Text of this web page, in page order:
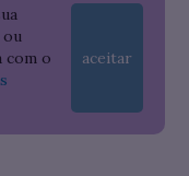
ou
com o
aceitar